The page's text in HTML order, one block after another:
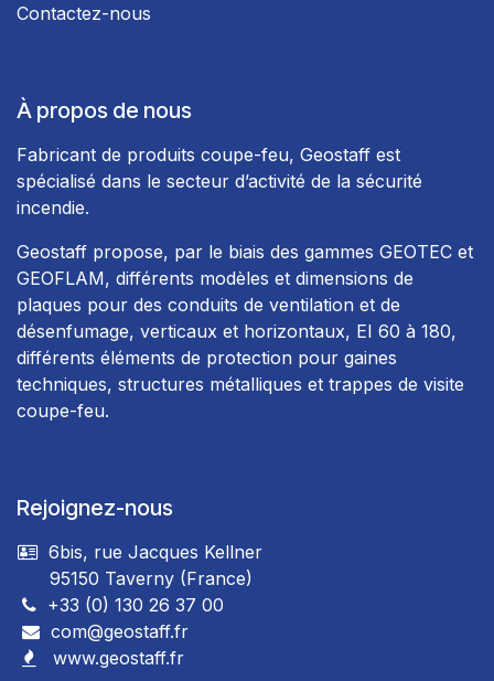
Contactez-nous
À propos de nous
Fabricant de produits coupe-feu, Geostaff est
spécialisé dans le secteur d’activité de la sécurité
incendie.
Geostaff propose, par le biais des gammes GEOTEC et
GEOFLAM, différents modèles et dimensions de
plaques pour des conduits de ventilation et de
désenfumage, verticaux et horizontaux, EI 60 à 180,
différents éléments de protection pour gaines
techniques, structures métalliques et trappes de visite
coupe-feu.
Rejoignez-nous
6bis, rue Jacques Kellner
95150 Taverny (France)
+33 (0) 130 26 37 00
com@geostaff.fr
www.geostaff.fr